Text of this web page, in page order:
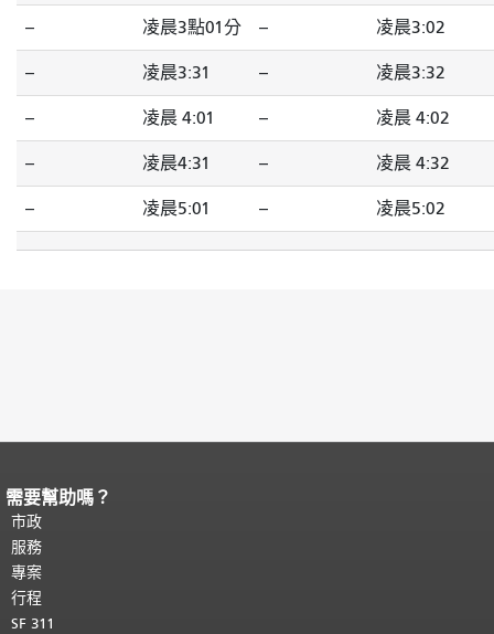
-- 凌晨3點01分 -- 凌晨3:02
-- 凌晨3:31 -- 凌晨3:32
-- 凌晨 4:01 -- 凌晨 4:02
-- 凌晨4:31 -- 凌晨 4:32
-- 凌晨5:01 -- 凌晨5:02
頁面內容結束。
都會重複顯示。
需要幫助嗎？
市政
服務
專案
行程
SF 311